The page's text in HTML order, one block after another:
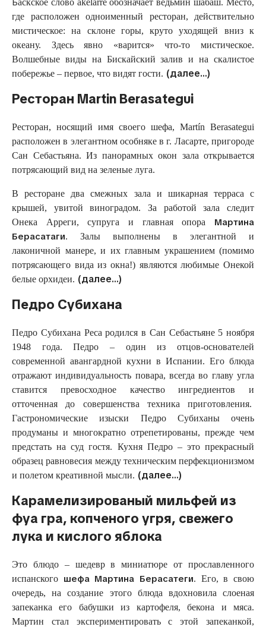
Баскское слово akelarre обозначает ведьмин шабаш. Место,
где расположен одноименный ресторан, действительно
мистическое: на склоне горы, круто уходящей вниз к
океану. Здесь явно «варится» что-то мистическое.
Волшебные виды на Бискайский залив и на скалистое
побережье – первое, что видят гости. (далее…)
Ресторан Martin Berasategui
Ресторан, носящий имя своего шефа, Martín Berasategui
расположен в элегантном особняке в г. Ласарте, пригороде
Сан Себастьяна. Из панорамных окон зала открывается
потрясающий вид на зеленые луга.
В ресторане два смежных зала и шикарная терраса с
крышей, увитой виноградом. За работой зала следит
Онека Арреги, супруга и главная опора Мартина
Берасатаги. Залы выполнены в элегантной и
лаконичной манере, и их главным украшением (помимо
потрясающего вида из окна!) являются любимые Онекой
белые орхидеи. (далее…)
Педро Субихана
Педро Субихана Реса родился в Сан Себастьяне 5 ноября
1948 года. Педро – один из отцов-основателей
современной авангардной кухни в Испании. Его блюда
отражают индивидуальность повара, всегда во главу угла
ставится превосходное качество ингредиентов и
отточенная до совершенства техника приготовления.
Гастрономические изыски Педро Субиханы очень
продуманы и многократно отрепетированы, прежде чем
предстать на суд гостя. Кухня Педро – это прекрасный
образец равновесия между техническим перфекционизмом
и полетом креативной мысли. (далее…)
Карамелизированый мильфей из
фуа гра, копченого угря, свежего
лука и кислого яблока
Это блюдо – шедевр в миниатюре от прославленного
испанского шефа Мартина Берасатеги. Его, в свою
очередь, на создание этого блюда вдохновила слоеная
запеканка его бабушки из картофеля, бекона и мяса.
Мартин стал экспериментировать с этой запеканкой,